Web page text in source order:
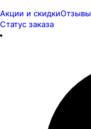
Акции и скидкиОтзывы
Статус заказа